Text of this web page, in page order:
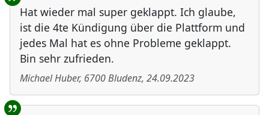
Hat wieder mal super geklappt. Ich glaube,
ist die 4te Kündigung über die Plattform und
jedes Mal hat es ohne Probleme geklappt.
Bin sehr zufrieden.
Michael Huber, 6700Bludenz, 24.09.2023